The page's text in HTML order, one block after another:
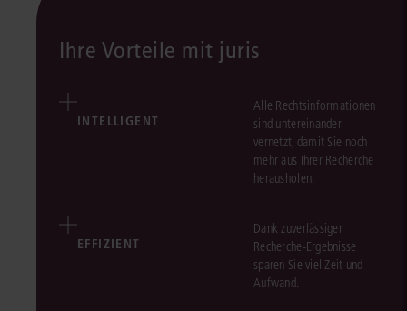
Ihre Vorteile mit juris
INTELLIGENT
Alle Rechtsinformationen
sind untereinander
vernetzt, damit Sie noch
mehr aus Ihrer Recherche
herausholen.
EFFIZIENT
Dank zuverlässiger
Recherche-Ergebnisse
sparen Sie viel Zeit und
Aufwand.